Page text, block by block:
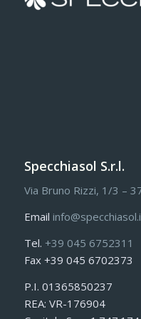
Specchiasol S.r.l.
Via Bruno Rizzi, 1/3 –
Email
Tel. +39 045 6752311
Fax +39 045 6702373
P.I. 01365850237
REA: VR-176904